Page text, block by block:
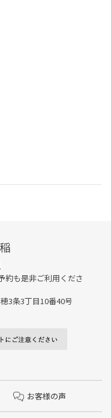
約も是非ご利用くださ
3条3丁目10番40号
お客様の声